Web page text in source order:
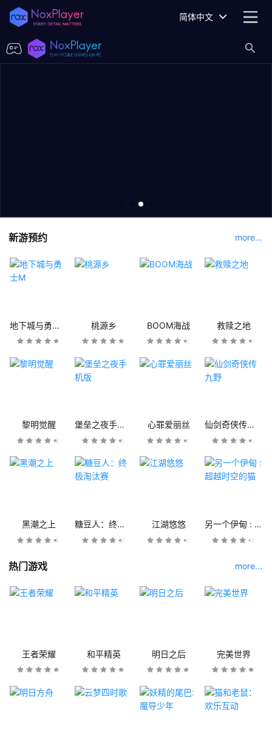
简体中文
新游预约 more...
地下城与勇士M 桃源乡 BOOM海战 救赎之地
黎明觉醒 堡垒之夜手机版 心罪爱丽丝 仙剑奇侠传九野
黑潮之上 糖豆人：终极淘汰赛 江湖悠悠 另一个伊甸 : 超越时空的猫
热门游戏 more...
王者荣耀 和平精英 明日之后 完美世界